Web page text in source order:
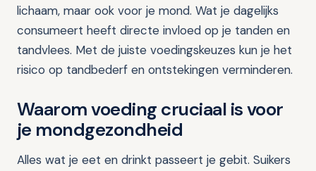
lichaam, maar ook voor je mond. Wat je dagelijks
consumeert heeft directe invloed op je tanden en
tandvlees. Met de juiste voedingskeuzes kun je het
risico op tandbederf en ontstekingen verminderen.
Waarom voeding cruciaal is voor
je mondgezondheid
Alles wat je eet en drinkt passeert je gebit. Suikers